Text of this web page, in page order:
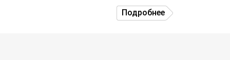
Подробнее